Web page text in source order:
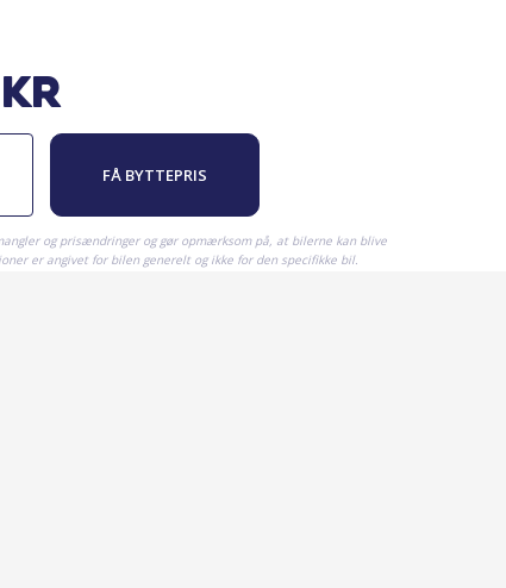
kr
FÅ BYTTEPRIS
og prisændringer og gør opmærksom på, at bilerne kan blive
er angivet for bilen generelt og ikke for den specifikke bil.